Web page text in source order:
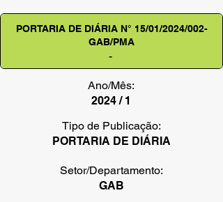
PORTARIA DE DIÁRIA N° 15/01/2024/002-
GAB/PMA
-
Ano/Mês:
2024 / 1
Tipo de Publicação:
PORTARIA DE DIÁRIA
Setor/Departamento:
GAB